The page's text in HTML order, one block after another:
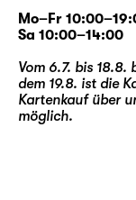
Mo–Fr
Sa 10:00–14:00
Vom 6.7. bis 18.8.
dem 19.8. ist die
Kartenkauf über
möglich.